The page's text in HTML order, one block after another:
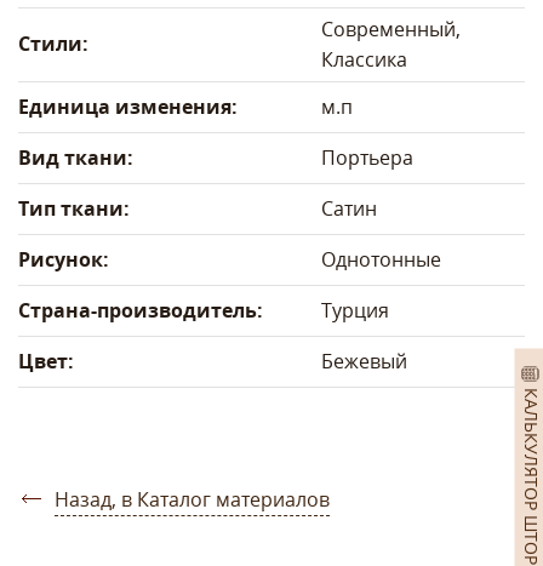
КАЛЬКУЛЯТОР ШТОР
Стили:
Современный,
Классика
Единица изменения:
м.п
Вид ткани:
Портьера
Тип ткани:
Сатин
Рисунок:
Однотонные
Страна-производитель:
Турция
Цвет:
Бежевый
Назад, в Каталог материалов